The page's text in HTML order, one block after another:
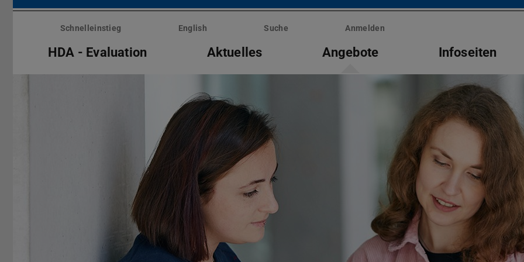
Menü
überspringenSchnelleinstieg English Suche Anmelden
HDA - Evaluation Aktuelles Angebote Infoseiten